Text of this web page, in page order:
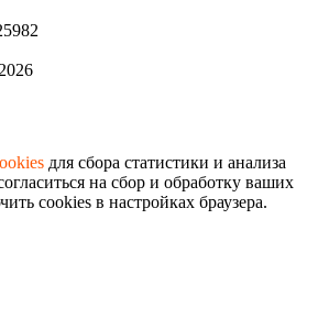
для сбора статистики и анализа
на сбор и обработку ваших
cookies в настройках браузера.